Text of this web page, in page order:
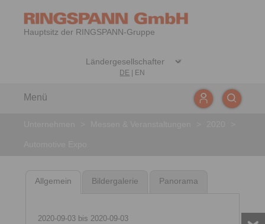
Hauptsitz der RINGSPANN-Gruppe
DE EN
Menü
Allgemein Bildergalerie Panorama
2020-09-03bis 2020-09-03